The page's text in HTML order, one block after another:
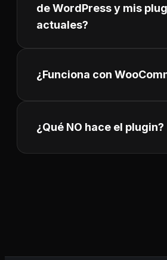
de WordPress y mis
actuales?
¿Funciona con
¿Qué NO hace el plugin?